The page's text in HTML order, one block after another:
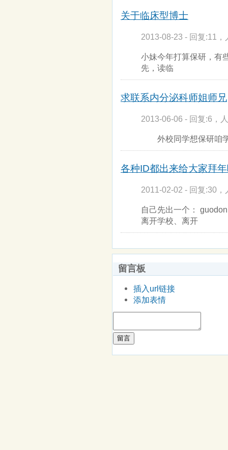
关于临床型博士
2013-08-23 - 回复:11
小妹今年打算保研，有
先，读临
求联系内分泌科师姐师兄
2013-06-06 - 回复:6，
外校同学想保研咱
各种ID都出来给大家拜
2011-02-02 - 回复:30
自己先出一个：
离开学校、离开
留言板
插入url链接
添加表情
留言